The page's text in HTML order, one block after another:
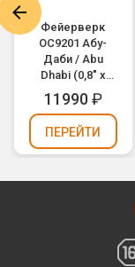
Фейерверк
ОС9201 Абу-
Даби / Abu
Dhabi (0,8" х
108)
11990₽
ПЕРЕЙТИ